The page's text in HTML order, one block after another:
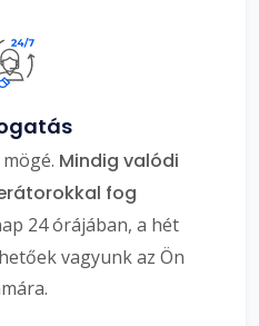
Mindig valódi
fog
24 órájában, a hét
vagyunk az Ön